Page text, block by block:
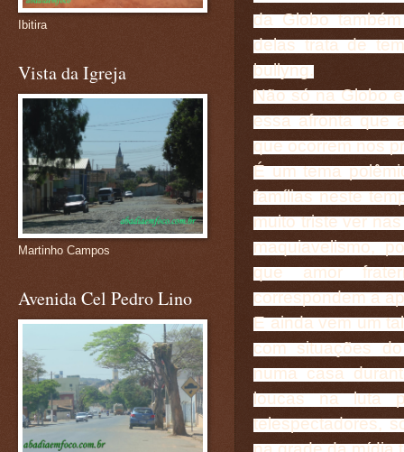
da Globo
delas trata de
bullyng.
Não só na Globo
essa afronta que
que ocorrem nos
É um tema
famílias neste
muito triste ver
maquiavelismo,
que amor
correspondem a
E ainda vem um
com situações
numa casa
loucas na luta
telespectadores,
Ibitira
Vista da Igreja
Martinho Campos
Avenida Cel Pedro Lino